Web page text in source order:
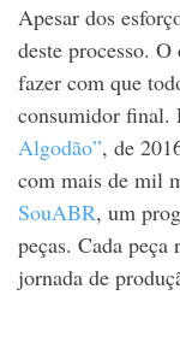
Apesar dos
deste processo.
fazer com que
consumidor final.
Algodão”, de
com mais de mil
SouABR, um
peças. Cada
jornada de